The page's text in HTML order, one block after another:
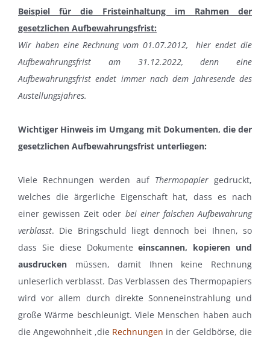
Beispiel für die Fristeinhaltung im Rahmen der
gesetzlichen Aufbewahrungsfrist:
Wir haben eine Rechnung vom 01.07.2012, hier endet die
Aufbewahrungsfrist am 31.12.2022, denn eine
Aufbewahrungsfrist endet immer nach dem Jahresende des
Austellungsjahres.
Wichtiger Hinweis im Umgang mit Dokumenten, die der
gesetzlichen Aufbewahrungsfrist unterliegen:
Viele Rechnungen werden auf Thermopapiergedruckt,
welches die ärgerliche Eigenschaft hat, dass es nach
einer gewissen Zeit oder bei einer falschen Aufbewahrung
verblasst. Die Bringschuld liegt dennoch bei Ihnen, so
dass Sie diese Dokumenteeinscannen, kopieren und
ausdrucken müssen, damit Ihnen keine Rechnung
unleserlich verblasst. Das Verblassen des Thermopapiers
wird vor allem durch direkte Sonneneinstrahlung und
große Wärme beschleunigt. Viele Menschen haben auch
die Angewohnheit ,die Rechnungen in der Geldbörse, die